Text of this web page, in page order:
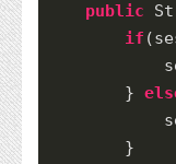
public
if
        }
        }